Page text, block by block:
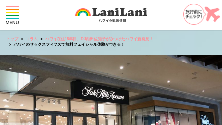
トップ コラム
ハワイ在住15年目、DJ内田佐知子がみつけたハワイ新発見！
ハワイのサックスフィフスで無料フェイシャル体験ができる！